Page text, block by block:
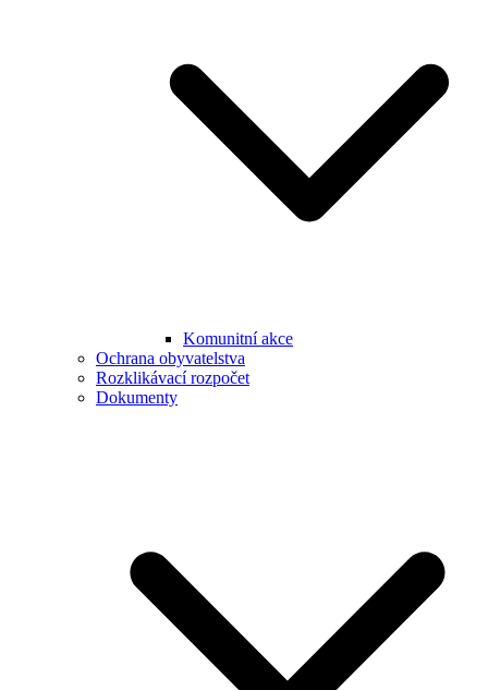
Komunitní akce
Ochrana obyvatelstva
Rozklikávací rozpočet
Dokumenty